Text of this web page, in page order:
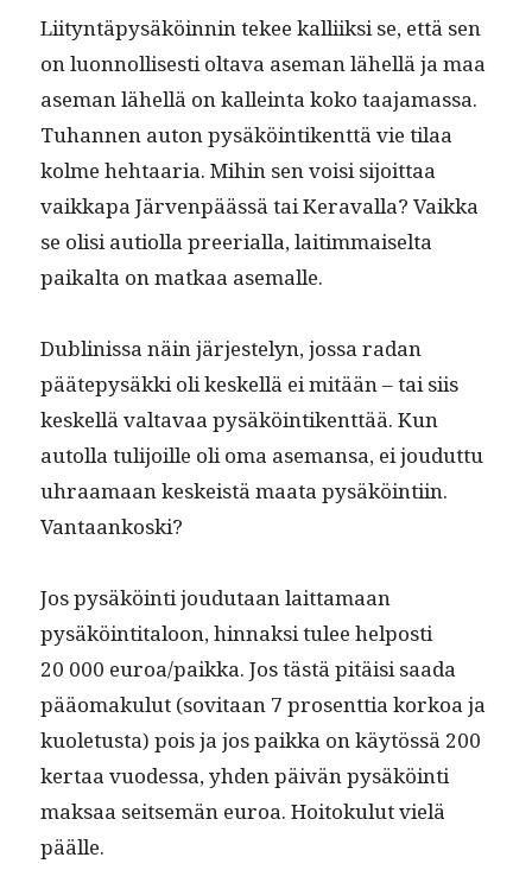
Liityn­täpysäköin­nin tekee kalli­ik­si se, että sen
on luon­nol­lis­es­ti olta­va ase­man lähel­lä ja maa
ase­man lähel­lä on kallein­ta koko taa­ja­mas­sa.
Tuhan­nen auton pysäköin­tikent­tä vie tilaa
kolme hehtaaria. Mihin sen voisi sijoit­taa
vaikka­pa Jär­ven­päässä tai Ker­aval­la? Vaik­ka
se olisi auti­ol­la pree­ri­al­la, laitim­maiselta
paikalta on matkaa asemalle.
Dublinis­sa näin jär­jeste­lyn, jos­sa radan
päätepysäk­ki oli keskel­lä ei mitään – tai siis
keskel­lä val­tavaa pysäköin­tikent­tää. Kun
autol­la tuli­joille oli oma ase­mansa, ei joudut­tu
uhraa­maan keskeistä maa­ta pysäköin­ti­in.
Vantaankoski?
Jos pysäköin­ti joudu­taan lait­ta­maan
pysäköin­ti­taloon, hin­naksi tulee hel­posti
20 000 euroa/paikka. Jos tästä pitäisi saa­da
pääo­maku­lut (sovi­taan 7 pros­ent­tia korkoa ja
kuo­le­tus­ta) pois ja jos paik­ka on käytössä 200
ker­taa vuodessa, yhden päivän pysäköin­ti
mak­saa seit­semän euroa. Hoitoku­lut vielä
päälle.